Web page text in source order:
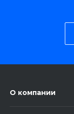
О компании